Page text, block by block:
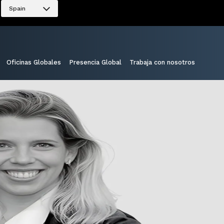
Spain
Oficinas Globales Presencia Global Trabaja con nosotros